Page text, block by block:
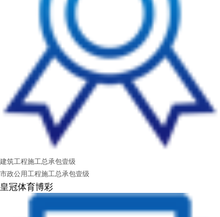
建筑工程施工总承包壹级
市政公用工程施工总承包壹级
皇冠体育博彩